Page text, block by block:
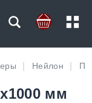
Нейлон
мм